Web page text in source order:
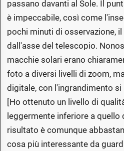
passano davanti al Sole. Il
è impeccabile, così come
pochi minuti di osservazione,
dall'asse del telescopio.
macchie solari erano
foto a diversi livelli di zoom,
digitale, con l'ingrandimento si
[Ho ottenuto un livello di
leggermente inferiore a quello
risultato è comunque
cosa più interessante da